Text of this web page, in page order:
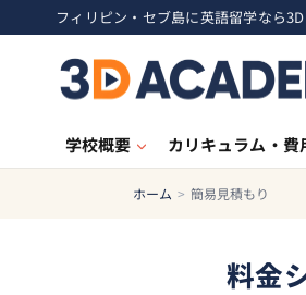
フィリピン・セブ島に英語留学なら3D
学校概要 カリキュラム・費
ホーム > 簡易見積もり
料金